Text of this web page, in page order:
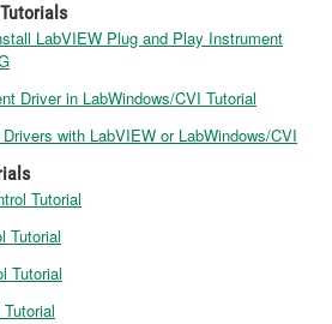
LabVIEW Plug and Play Instrument
Driver in LabWindows/CVI Tutorial
with LabVIEW or LabWindows/CVI
Tutorial
Tutorial
Tutorial